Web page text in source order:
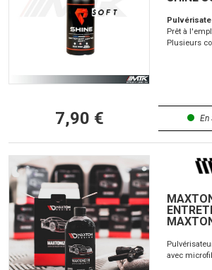
Prêt à
Plusieurs
7,90 € En
avec